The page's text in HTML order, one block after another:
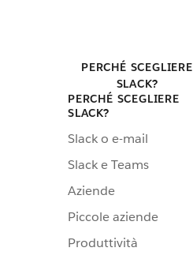
PERCHÉ SCEGLIERE
SLACK?
PERCHÉ SCEGLIERE
SLACK?
Slack o e-mail
Slack e Teams
Aziende
Piccole aziende
Produttività